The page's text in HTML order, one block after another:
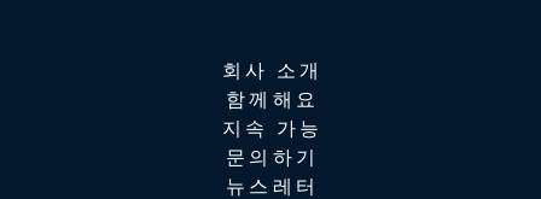
회사 소개
함께해요
지속 가능
문의하기
뉴스레터